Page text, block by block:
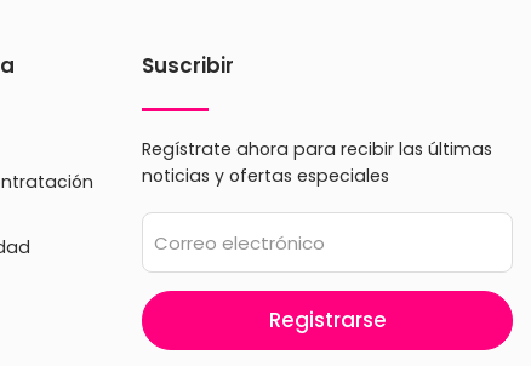
Suscribir
Regístrate ahora para recibir las últimas
noticias y ofertas especiales
Correo electrónico
Registrarse